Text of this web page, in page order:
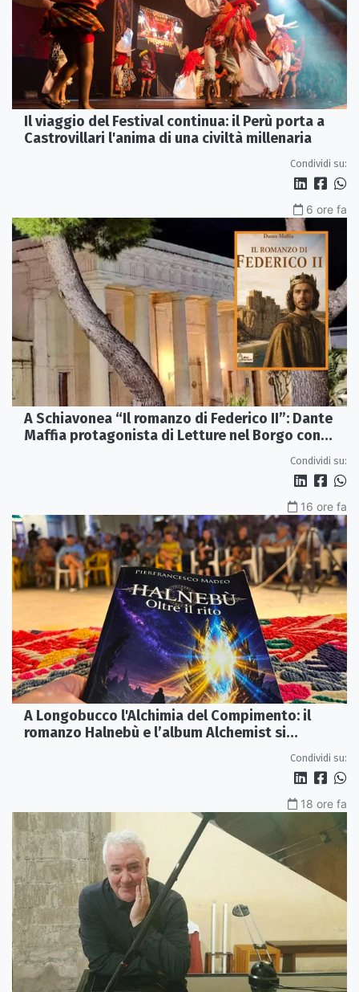
Il viaggio del Festival continua: il Perù porta a
Castrovillari l'anima di una civiltà millenaria
Condividi su:
6 ore fa
A Schiavonea “Il romanzo di Federico II”: Dante
Maffia protagonista di Letture nel Borgo con
Condividi su:
16 ore fa
A Longobucco l'Alchimia del Compimento: il
romanzo Halnebù e l’album Alchemist si
Condividi su:
18 ore fa